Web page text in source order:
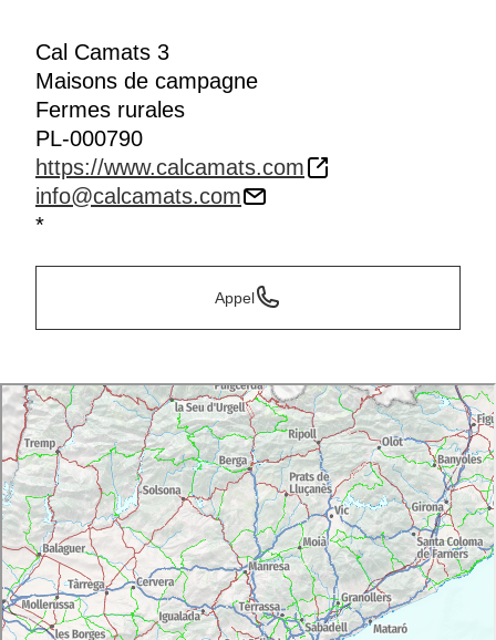
Cal Camats 3
Maisons de campagne
Fermes rurales
PL-000790
https://www.calcamats.com
info@calcamats.com
*
Appel